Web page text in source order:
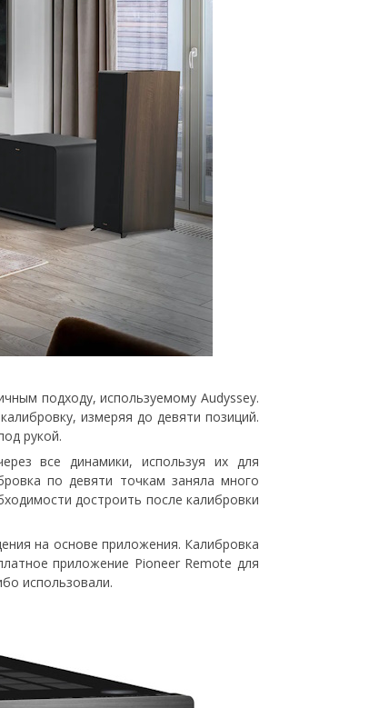
подходу, используемому Audyssey.
измеряя до девяти позиций.
рукой.
все динамики, используя их для
по девяти точкам заняла много
достроить после калибровки
на основе приложения. Калибровка
приложение Pioneer Remote для
использовали.